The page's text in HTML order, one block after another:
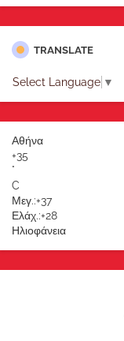
TRANSLATE
Select Language ▼
Αθήνα
+35
°
C
Μεγ.:+37
Ελάχ.:+28
Ηλιοφάνεια